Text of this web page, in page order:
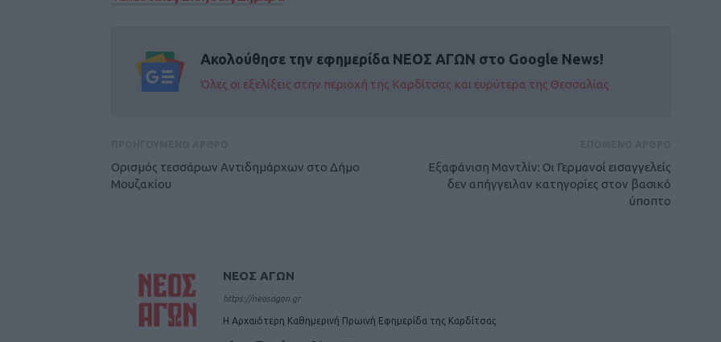
Ακολούθησε την εφημερίδα ΝΕΟΣ ΑΓΩΝ στο Google News!
Όλες οι εξελίξεις στην περιοχή της Καρδίτσας και ευρύτερα της Θεσσαλίας
Oρισμός τεσσάρων Αντιδημάρχων στο Δήμο
Μουζακίου
Εξαφάνιση Μαντλίν: Οι Γερμανοί εισαγγελείς
δεν απήγγειλαν κατηγορίες στον βασικό
ύποπτο
ΝΕΟΣ ΑΓΩΝ
https://neosagon.gr
Η Αρχαιότερη Καθημερινή Πρωινή Εφημερίδα της Καρδίτσας